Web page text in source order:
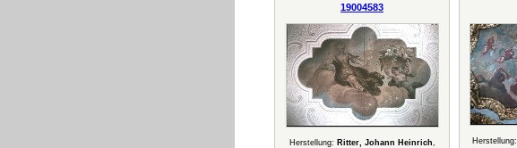
19004583
Herstellung: Ritter, Johann Heinrich,
Herstellung: